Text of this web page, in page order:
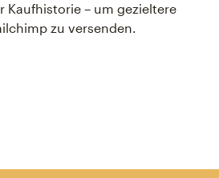
Kaufhistorie – um gezieltere
zu versenden.